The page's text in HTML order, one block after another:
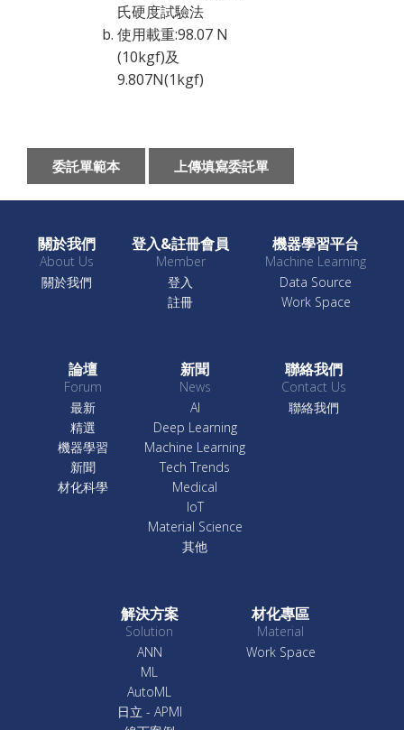
氏硬度試驗法
使用載重:98.07 N
(10kgf)及
9.807N(1kgf)
委託單範本 上傳填寫委託單
關於我們
About Us
關於我們
登入&註冊會員
Member
登入
註冊
機器學習平台
Machine Learning
Data Source
Work Space
論壇
Forum
最新
精選
機器學習
新聞
材化科學
新聞
News
AI
Deep Learning
Machine Learning
Tech Trends
Medical
IoT
Material Science
其他
聯絡我們
Contact Us
聯絡我們
解決方案
Solution
ANN
ML
AutoML
日立 - APMI
材化專區
Material
Work Space